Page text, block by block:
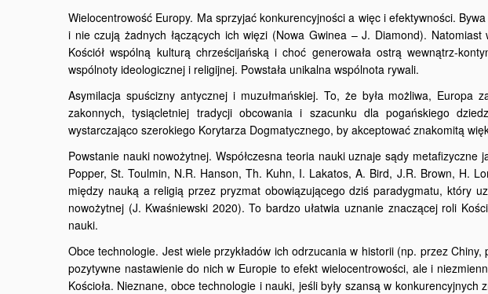
Wielocentrowość Europy. Ma sprzyjać konkurencyjności a więc i efektywności.
i nie czują żadnych łączących ich więzi (Nowa Gwinea – J. Diamond).
Kościół wspólną kulturą chrześcijańską i choć generowała ostrą wewnątrz-
wspólnoty ideologicznej i religijnej. Powstała unikalna wspólnota rywali.
Asymilacja spuścizny antycznej i muzułmańskiej. To, że była możliwa, Europa
zakonnych, tysiącletniej tradycji obcowania i szacunku dla pogańskiego
wystarczająco szerokiego Korytarza Dogmatycznego, by akceptować znakomitą
Powstanie nauki nowożytnej. Współczesna teoria nauki uznaje sądy metafizyczne
Popper, St. Toulmin, N.R. Hanson, Th. Kuhn, I. Lakatos, A. Bird, J.R. Brown, H.
między nauką a religią przez pryzmat obowiązującego dziś paradygmatu, który
nowożytnej (J. Kwaśniewski 2020). To bardzo ułatwia uznanie znaczącej roli
nauki.
Obce technologie. Jest wiele przykładów ich odrzucania w historii (np. przez
pozytywne nastawienie do nich w Europie to efekt wielocentrowości, ale i
Kościoła. Nieznane, obce technologie i nauki, jeśli były szansą w